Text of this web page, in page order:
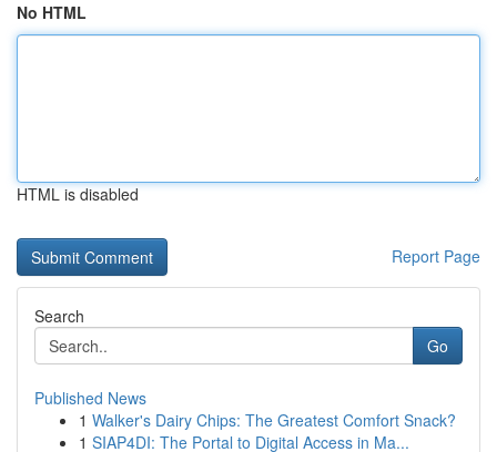
No HTML
HTML is disabled
Report Page
Search
Go
Published News
1 Walker's Dairy Chips: The Greatest Comfort Snack?
1 SIAP4DI: The Portal to Digital Access in Ma...